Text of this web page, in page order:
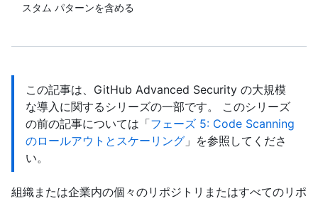
スタム パターンを含める
この記事は、GitHub Advanced Security の大規模
な導入に関するシリーズの一部です。 このシリーズ
の前の記事については「フェーズ 5: Code Scanning
のロールアウトとスケーリング 」を参照してくださ
い。
組織または企業内の個々のリポジトリまたはすべてのリポ